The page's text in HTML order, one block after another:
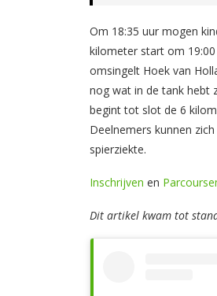
Om 18:35 uur mogen
kilometer start om
omsingelt Hoek van
nog wat in de tank hebt
begint tot slot de 6
Deelnemers kunnen
spierziekte.
Inschrijven en
Dit artikel kwam tot